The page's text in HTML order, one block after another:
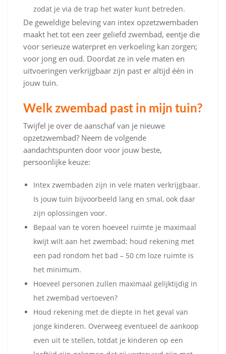
zodat je via de trap het water kunt betreden.
De geweldige beleving van intex opzetzwembaden
maakt het tot een zeer geliefd zwembad, eentje die
voor serieuze waterpret en verkoeling kan zorgen;
voor jong en oud. Doordat ze in vele maten en
uitvoeringen verkrijgbaar zijn past er altijd één in
jouw tuin.
Welk zwembad past in mijn tuin?
Twijfel je over de aanschaf van je nieuwe
opzetzwembad? Neem de volgende
aandachtspunten door voor jouw beste,
persoonlijke keuze:
Intex zwembaden zijn in vele maten verkrijgbaar.
Is jouw tuin bijvoorbeeld lang en smal, ook daar
zijn oplossingen voor.
Bepaal van te voren hoeveel ruimte je maximaal
kwijt wilt aan het zwembad; houd rekening met
een pad rondom het bad – 50 cm loze ruimte is
het minimum.
Hoeveel personen zullen maximaal gelijktijdig in
het zwembad vertoeven?
Houd rekening met de diepte in het geval van
jonge kinderen. Overweeg eventueel de aankoop
even uit te stellen, totdat je kinderen op een